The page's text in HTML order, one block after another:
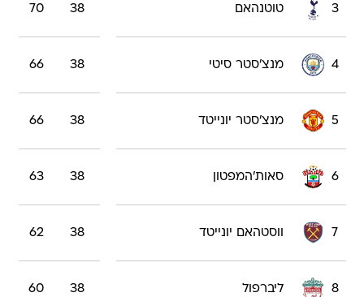
3 טוטנהאם 38
70
4 מנצ'סטר סיטי 38
66
5 מנצ'סטר יונייטד 38
66
6 סאות'המפטון 38
63
7 ווסטהאם יונייטד 38
62
8 ליברפול 38
60